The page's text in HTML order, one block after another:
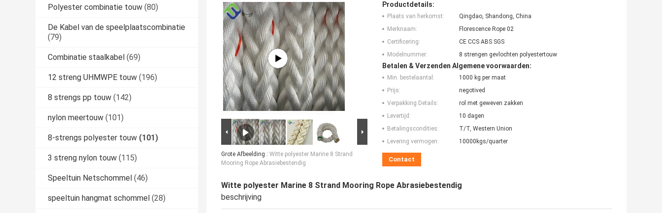
Polyester combinatie touw (80)
De Kabel van de speelplaatscombinatie
(79)
Combinatie staalkabel (69)
12 streng UHMWPE touw (196)
8 strengs pp touw (142)
nylon meertouw (101)
8-strengs polyester touw (101)
3 streng nylon touw (115)
Speeltuin Netschommel (46)
speeltuin hangmat schommel (28)
Grote Afbeelding : Witte polyester Marine 8 Strand
Mooring Rope Abrasiebestendig
Productdetails:
Plaats van herkomst:
Qingdao, Shandong, China
Merknaam:
Florescence Rope 02
Certificering:
CE CCS ABS SGS
Modelnummer:
8 strengen gevlochten polyestertouw
Betalen & Verzenden Algemene voorwaarden:
Min. bestelaantal:
1000 kg per maat
Prijs:
negotived
Verpakking Details:
rol met geweven zakken
Levertijd:
10 dagen
Betalingscondities:
T/T, Western Union
Levering vermogen:
10000kgs/quarter
Contact
Witte polyester Marine 8 Strand Mooring Rope Abrasiebestendig
beschrijving